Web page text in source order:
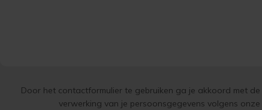
Door het contactformulier te gebruiken ga je akkoord met de
verwerking van je persoonsgegevens volgens onze